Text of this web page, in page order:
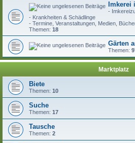
Imkerei
-
- Krankheiten & Schädlinge
- Termine, Veranstaltungen, Medien,
Themen: 18
Gärten
Themen:
Marktplatz
Biete
Themen: 10
Suche
Themen: 17
Tausche
Themen: 2